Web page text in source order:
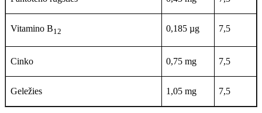
Vitamino B12 0,185 µg 7,5
Cinko 0,75 mg 7,5
Geležies 1,05 mg 7,5